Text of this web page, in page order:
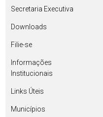
Secretaria Executiva
Downloads
Filie-se
Informações
Institucionais
Links Úteis
Municípios